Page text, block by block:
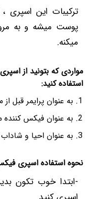
ترکیبات این
پوست میشه و به
میکنه.
مواردی که بتونید از
استفاده کنید:
به عنوان پرایمر قبل
به عنوان فیکس کننده
به عنوان احیا و
نحوه استفاده اسپری
-ابتدا خوب تکون